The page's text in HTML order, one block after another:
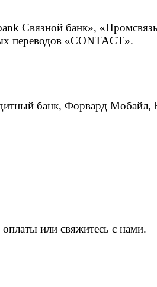
Связной банк»,
переводов «CONTACT».
банк, Форвард
или свяжитесь с нами.